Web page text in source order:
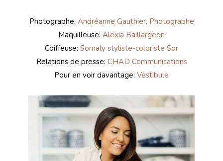
Photographe: Andréanne Gauthier, Photographe
Maquilleuse: Alexia Baillargeon
Coiffeuse: Somaly styliste-coloriste Sor
Relations de presse: CHAD Communications
Pour en voir davantage: Vestibule